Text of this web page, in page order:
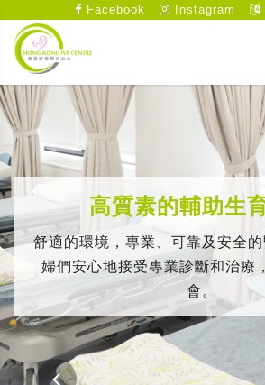
Facebook Instagram
高質素的輔助生
舒適的環境，專業、可靠及安全
婦們安心地接受專業診斷和治療
會。